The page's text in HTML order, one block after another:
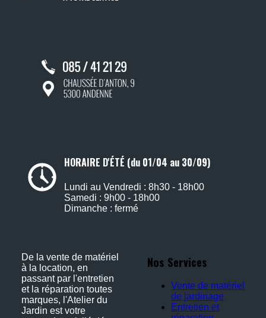
HORAIRE D'ÉTÉ (du 01/04 au 30/09)
Lundi au Vendredi : 8h30 - 18h00
Samedi : 9h00 - 18h00
Dimanche : fermé
De la vente de matériel
à la location, en
passant par l'entretien
et la réparation toutes
marques, l'Atelier du
Jardin est votre
Nos Services
Vente de matériel
de jardinage
Entretien et